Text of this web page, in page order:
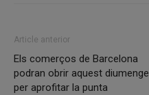
Article anterior
Els comerços de Barcelona
podran obrir aquest diumenge
per aprofitar la punta